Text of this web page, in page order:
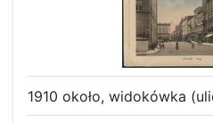
1910 około, widokówka